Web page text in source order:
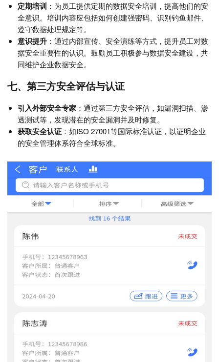
定期培训 ：为员工提供定期的数据安全培训，提高他们的安
全意识。培训内容应包括如何创建强密码、识别钓鱼邮件、
遵守数据处理规定等。
意识提升 ：通过内部宣传、安全演练等方式，提升员工对数
据安全重要性的认识。鼓励员工积极参与数据安全建设，共
同维护企业数据安全。
七、第三方安全评估与认证
引入外部安全专家 ：通过第三方安全评估，如漏洞扫描、渗
透测试等，发现潜在的安全漏洞并及时修复。
获取安全认证 ：如ISO 27001等国际标准认证，以证明企业
的安全管理体系符合全球标准。